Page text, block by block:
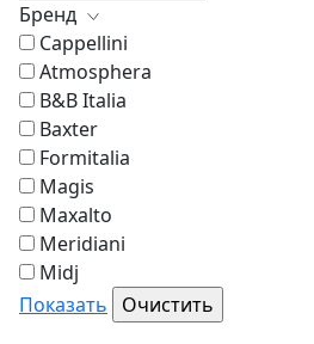
Бренд
Cappellini
Atmosphera
B&B Italia
Baxter
Formitalia
Magis
Maxalto
Meridiani
Midj
Показать